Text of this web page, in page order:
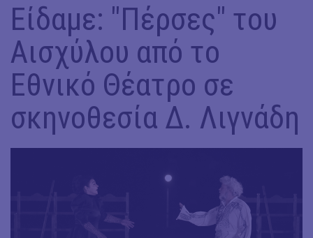
Είδαμε: "Πέρσες" του
Αισχύλου από το
Εθνικό Θέατρο σε
σκηνοθεσία Δ. Λιγνάδη